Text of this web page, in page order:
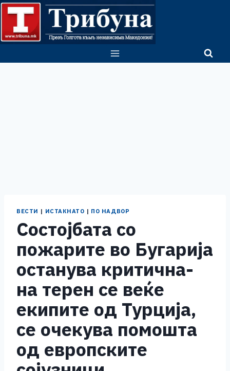
Skip
content
ВЕСТИ | ИСТАКНАТО | ПО НАДВОР
Состојбата со
пожарите во Бугарија
останува критична-
на терен се веќе
екипите од Турција,
се очекува помошта
од европските